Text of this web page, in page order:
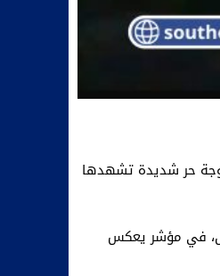
موجة حر شديدة تشهدها
مقابل ساعتين فقط من التشغيل، في مؤشر يعكس